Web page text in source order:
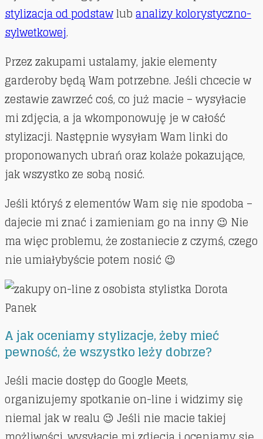
stylizacja od podstawlubanalizy kolorystyczno-
sylwetkowej.
Przez zakupami ustalamy, jakie elementy
garderoby będą Wam potrzebne. Jeśli chcecie w
zestawie zawrzeć coś, co już macie – wysyłacie
mi zdjęcia, a ja wkomponowuję je w całość
stylizacji. Następnie wysyłam Wam linki do
proponowanych ubrań oraz kolaże pokazujące,
jak wszystko ze sobą nosić.
Jeśli któryś z elementów Wam się nie spodoba –
dajecie mi znać i zamieniam go na inny 😉 Nie
ma więc problemu, że zostaniecie z czymś, czego
nie umiałybyście potem nosić 😉
A jak oceniamy stylizacje, żeby mieć
pewność, że wszystko leży dobrze?
Jeśli macie dostęp do Google Meets,
organizujemy spotkanie on-line i widzimy się
niemal jak w realu 😉 Jeśli nie macie takiej